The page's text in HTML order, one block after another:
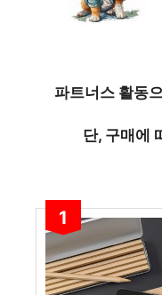
파트너스 활동
단, 구매에
1